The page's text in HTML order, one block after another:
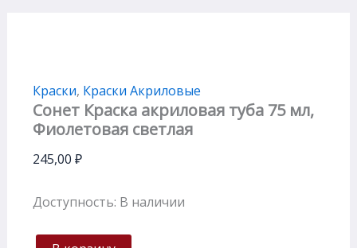
Краски, Краски Акриловые
Сонет Краска акриловая туба 75 мл,
Фиолетовая светлая
245,00 ₽
Доступность: В наличии